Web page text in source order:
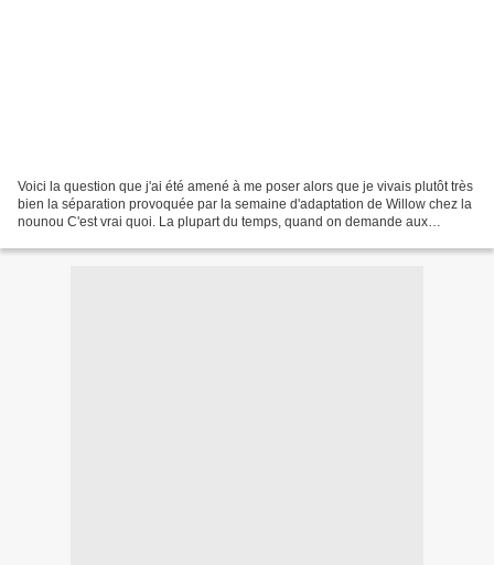
Voici la question que j'ai été amené à me poser alors que je vivais plutôt très
bien la séparation provoquée par la semaine d'adaptation de Willow chez la
nounou C'est vrai quoi. La plupart du temps, quand on demande aux